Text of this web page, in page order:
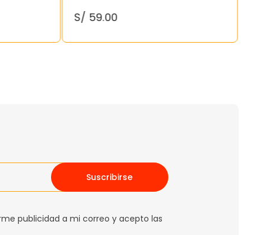
S/ 59.00
Suscribirse
publicidad a mi correo y acepto las